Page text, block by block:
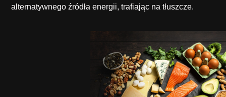
alternatywnego źródła energii, trafiając na tłuszcze.